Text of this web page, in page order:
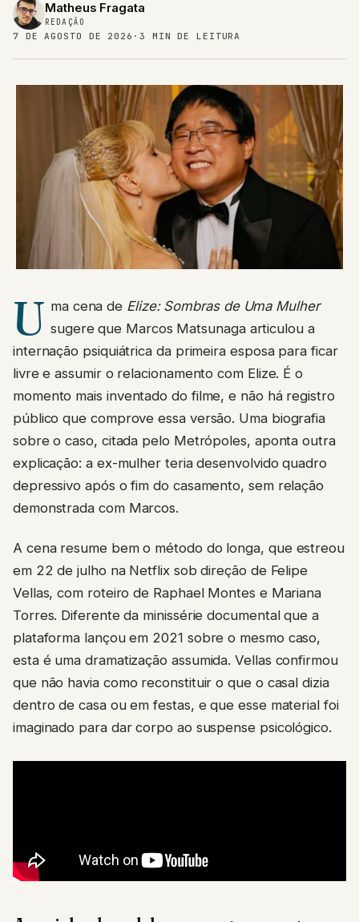
Matheus Fragata
REDAÇÃO
7 DE AGOSTO DE 2026 · 3 MIN DE LEITURA
U ma cena de Elize: Sombras de Uma Mulher
sugere que Marcos Matsunaga articulou a
internação psiquiátrica da primeira esposa para ficar
livre e assumir o relacionamento com Elize. É o
momento mais inventado do filme, e não há registro
público que comprove essa versão. Uma biografia
sobre o caso, citada pelo Metrópoles, aponta outra
explicação: a ex-mulher teria desenvolvido quadro
depressivo após o fim do casamento, sem relação
demonstrada com Marcos.
A cena resume bem o método do longa, que estreou
em 22 de julho na Netflix sob direção de Felipe
Vellas, com roteiro de Raphael Montes e Mariana
Torres. Diferente da minissérie documental que a
plataforma lançou em 2021 sobre o mesmo caso,
esta é uma dramatização assumida. Vellas confirmou
que não havia como reconstituir o que o casal dizia
dentro de casa ou em festas, e que esse material foi
imaginado para dar corpo ao suspense psicológico.